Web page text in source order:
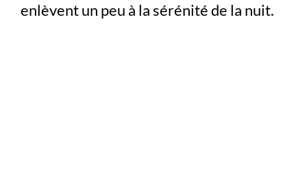
enlèvent un peu à la sérénité de la nuit.